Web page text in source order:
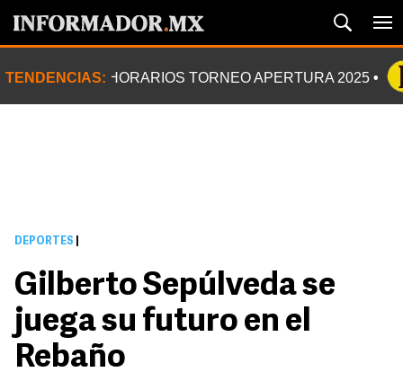
TENDENCIAS: HORARIOS TORNEO APERTURA 2025
DEPORTES
Gilberto Sepúlveda se
juega su futuro en el
Rebaño